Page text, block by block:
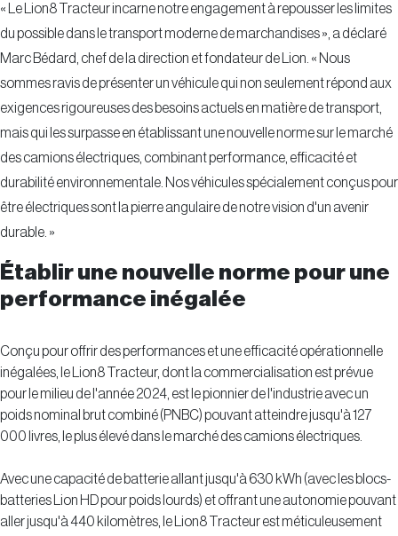
« Le Lion8 Tracteur incarne notre engagement à repousser les limites
du possible dans le transport moderne de marchandises », a déclaré
Marc Bédard, chef de la direction et fondateur de Lion. « Nous
sommes ravis de présenter un véhicule qui non seulement répond aux
exigences rigoureuses des besoins actuels en matière de transport,
mais qui les surpasse en établissant une nouvelle norme sur le marché
des camions électriques, combinant performance, efficacité et
durabilité environnementale. Nos véhicules spécialement conçus pour
être électriques sont la pierre angulaire de notre vision d'un avenir
durable. »
Établir une nouvelle norme pour une
performance inégalée
Conçu pour offrir des performances et une efficacité opérationnelle
inégalées, le Lion8 Tracteur, dont la commercialisation est prévue
pour le milieu de l'année 2024, est le pionnier de l'industrie avec un
poids nominal brut combiné (PNBC) pouvant atteindre jusqu'à 127
000 livres, le plus élevé dans le marché des camions électriques.
Avec une capacité de batterie allant jusqu'à 630 kWh (avec les blocs-
batteries Lion HD pour poids lourds) et offrant une autonomie pouvant
aller jusqu'à 440 kilomètres, le Lion8 Tracteur est méticuleusement